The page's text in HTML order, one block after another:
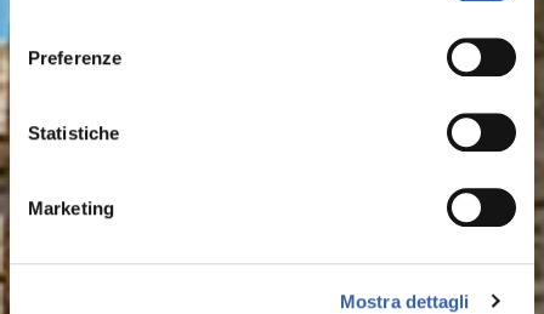
Preferenze
Statistiche
Marketing
Mostra dettagli
600 v. Chr. gegründet, eine der bedeutendsten
Ausgrabungsgebiet und Zeugnis einer glorreichen